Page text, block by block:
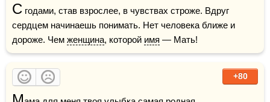
С годами, став взрослее, в чувствах строже. Вдруг
сердцем начинаешь понимать. Нет человека ближе и
дороже. Чем женщина, которой имя — Мать!
+80